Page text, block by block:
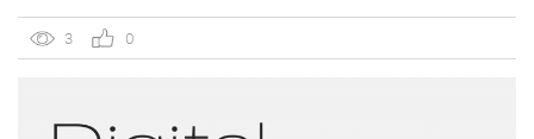
объединивший концепцию дубайского OSH с сетью
«Урюк». Концепт строится […]
3 0